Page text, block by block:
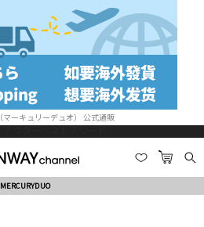
マーキュリーデュオ） 公式通販
MERCURYDUO